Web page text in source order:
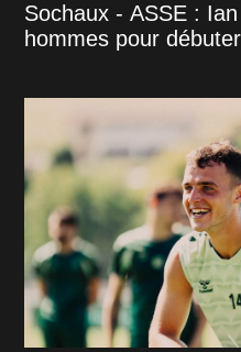
Sochaux - ASSE :
hommes pour débuter